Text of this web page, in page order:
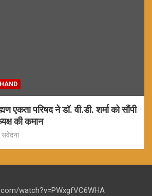
एकता परिषद ने डॉ. वी.डी. शर्मा को सौंपी
की कमान
watch?v=PWxgfVC6WHA